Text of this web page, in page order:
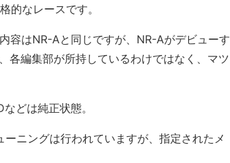
的なレースです。
容はNR-Aと同じですが、NR-Aがデビューす
各編集部が所持しているわけではなく、マツ
どは純正状態。
ニングは行われていますが、指定されたメ